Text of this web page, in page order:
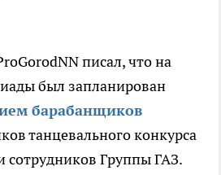
писал, что на
был запланирован
барабанщиков
танцевального конкурса
сотрудников Группы ГАЗ.